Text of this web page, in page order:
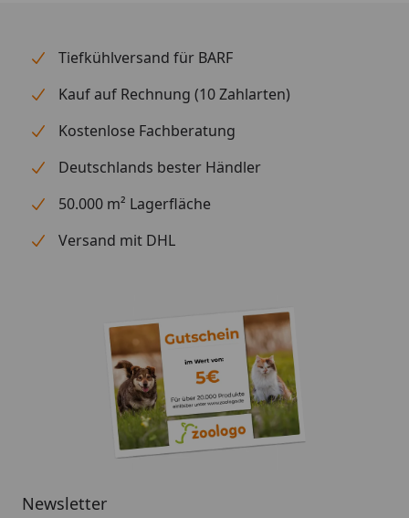
Tiefkühlversand für BARF
Kauf auf Rechnung (10 Zahlarten)
Kostenlose Fachberatung
Deutschlands bester Händler
50.000 m² Lagerfläche
Versand mit DHL
Newsletter